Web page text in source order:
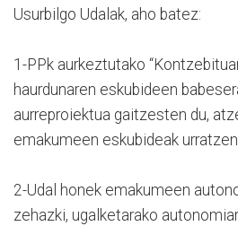
Usurbilgo Udalak, aho batez:
1-PPk aurkeztutako
haurdunaren eskubideen
aurreproiektua gaitzesten du,
emakumeen eskubideak
2-Udal honek emakumeen
zehazki, ugalketarako